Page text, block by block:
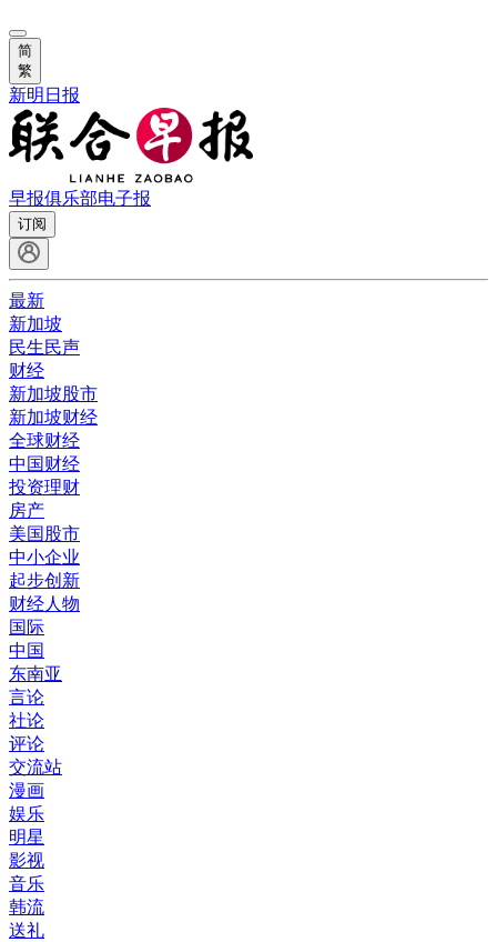
简
繁
新明日报
早报俱乐部电子报
订阅
最新
新加坡
民生民声
财经
新加坡股市
新加坡财经
全球财经
中国财经
投资理财
房产
美国股市
中小企业
起步创新
财经人物
国际
中国
东南亚
言论
社论
评论
交流站
漫画
娱乐
明星
影视
音乐
韩流
送礼